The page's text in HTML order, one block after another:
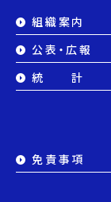
組織案内
公表・広報
統 計
免責事項